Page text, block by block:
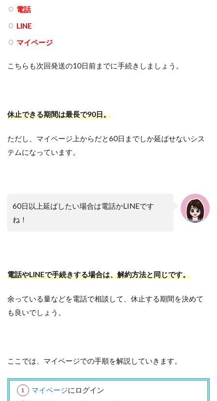
電話
LINE
マイページ
こちらも次回発送の10日前までに手続きしましょう。
休止できる期間は最長で90日。
ただし、マイページ上からだと60日までしか延ばせないシス
テムになっています。
60日以上延ばしたい場合は電話かLINEです
ね！
電話やLINEで手続きする場合は、解約方法と同じです。
余っている量などを電話で相談して、休止する期間を決めて
も良いでしょう。
ここでは、マイページでの手順を解説していきます。
マイページにログイン